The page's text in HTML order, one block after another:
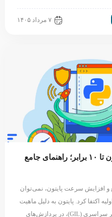
۷ مرداد ۱۴۰۵
آموزش افزایش سرعت پایتون تا ۱۰ برابر؛ راهنمای جامع
و افزایش سرعت پایتون، نمی‌توان
اکتفا کرد. پایتون به دلیل ماهیت
مفسری و محدودیت‌های قفل مفسر سراسری (GIL)، در پردازش‌های